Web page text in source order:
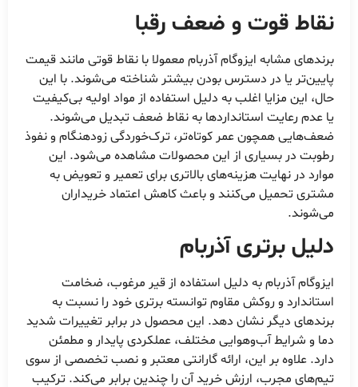
نقاط قوت و ضعف رقبا
برندهای مشابه ایزوگام آذربام معمولا با نقاط قوتی مانند قیمت
پایین‌تر یا در دسترس بودن بیشتر شناخته می‌شوند. با این
حال، این مزایا اغلب به دلیل استفاده از مواد اولیه بی‌کیفیت
یا عدم رعایت استانداردها به نقاط ضعف تبدیل می‌شوند.
ضعف‌هایی همچون عمر کوتاه‌تر، ترک‌خوردگی زودهنگام و نفوذ
رطوبت در بسیاری از این محصولات مشاهده می‌شود. این
موارد در نهایت هزینه‌های بالاتری برای تعمیر و تعویض به
مشتری تحمیل می‌کنند و باعث کاهش اعتماد خریداران
می‌شوند.
دلیل برتری آذربام
ایزوگام آذربام به دلیل استفاده از قیر مرغوب، ضخامت
استاندارد و روکش مقاوم توانسته برتری خود را نسبت به
برندهای دیگر نشان دهد. این محصول در برابر تغییرات شدید
دما و شرایط آب‌وهوایی مختلف، عملکردی پایدار و مطمئن
دارد. علاوه بر این، ارائه گارانتی معتبر و نصب تخصصی از سوی
تیم‌های مجرب، ارزش خرید آن را چندین برابر می‌کند. ترکیب